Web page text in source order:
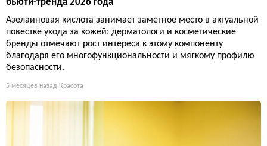
бьюти-тренда 2026 года
Азелаиновая кислота занимает заметное место в актуальной
повестке ухода за кожей: дерматологи и косметические
бренды отмечают рост интереса к этому компоненту
благодаря его многофункциональности и мягкому профилю
безопасности.
5 месяцев назад Красота